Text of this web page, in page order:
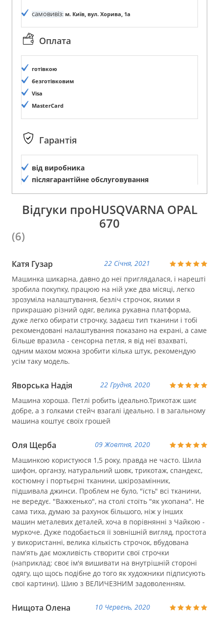
самовивіз: м. Київ, вул. Хорива, 1а
Оплата
готівкою
безготівковим
Visa
MasterCard
Гарантія
від виробника
післягарантійне обслуговування
Відгуки проHUSQVARNA OPAL
670
(6)
Катя Гузар
22 Січня, 2021
Машинка шикарна, давно до неї приглядалася, і нарешті
зробила покупку, працюю на ній уже два місяці, легко
зрозуміла налаштування, безліч строчок, якими я
прикрашаю різний одяг, велика рукавна платформа,
дуже легко обирати строчку, задаєш тип тканини і тобі
рекомендовані налаштування показано на екрані, а саме
більше вразила - сенсорна петля, я від неї взахваті,
одним махом можна зробити кілька штук, рекомендую
усім таку модель.
Яворська Надія
22 Грудня, 2020
Машина хороша. Петлі робить ідеально.Трикотаж шиє
добре, а з голками стейч взагалі ідеально. І в загальному
машина коштує своїх грошей
Оля Щерба
09 Жовтня, 2020
Машинкою користуюся 1,5 року, правда не часто. Шила
шифон, органзу, натуральний шовк, трикотаж, спандекс,
костюмну і портьєрні тканини, шкірозамінник,
підшивала джинси. Проблем не було, "їсть" всі тканини,
не вередує. "Важкенько", на столі стоїть "як укопана". Не
сама тиха, думаю за рахунок більшого, ніж у інших
машин металевих деталей, хоча в порівнянні з Чайкою -
муркоче. Дуже подобається її зовнішній вигляд, простота
у використанні, велика кількість строчок, вбудована
пам'ять дає можливість створити свої строчки
(наприклад: своє ім'я вишивати на внутрішній стороні
одягу, що щось подібне до того як художники підписують
свої картини). Шию з ВЕЛИЧЕЗНИМ задоволенням.
Нищота Олена
10 Червень, 2020